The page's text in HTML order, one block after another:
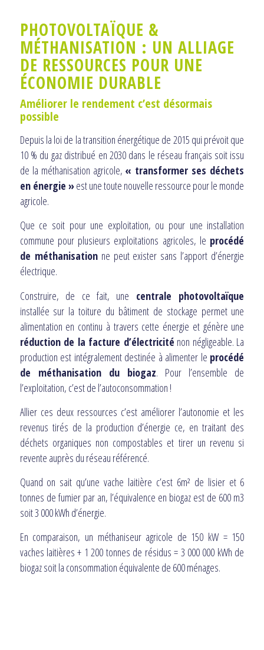
PHOTOVOLTAÏQUE &
MÉTHANISATION : UN ALLIAGE
DE RESSOURCES POUR UNE
ÉCONOMIE DURABLE
Améliorer le rendement c’est désormais
possible
Depuis la loi de la transition énergétique de 2015 qui prévoit que
10 % du gaz distribué en 2030 dans le réseau français soit issu
de la méthanisation agricole, « transformer ses déchets
en énergie »est une toute nouvelle ressource pour le monde
agricole.
Que ce soit pour une exploitation, ou pour une installation
commune pour plusieurs exploitations agricoles, le procédé
de méthanisationne peut exister sans l’apport d’énergie
électrique.
Construire, de ce fait, une centrale photovoltaïque
installée sur la toiture du bâtiment de stockage permet une
alimentation en continu à travers cette énergie et génère une
réduction de la facture d’électricité non négligeable. La
production est intégralement destinée à alimenter le procédé
de méthanisation du biogaz. Pour l’ensemble de
l’exploitation, c’est de l’autoconsommation !
Allier ces deux ressources c’est améliorer l’autonomie et les
revenus tirés de la production d’énergie ce, en traitant des
déchets organiques non compostables et tirer un revenu si
revente auprès du réseau référencé.
Quand on sait qu’une vache laitière c’est 6m² de lisier et 6
tonnes de fumier par an, l’équivalence en biogaz est de 600 m3
soit 3 000 kWh d’énergie.
En comparaison, un méthaniseur agricole de 150 kW = 150
vaches laitières + 1 200 tonnes de résidus = 3 000 000 kWh de
biogaz soit la consommation équivalente de 600 ménages.